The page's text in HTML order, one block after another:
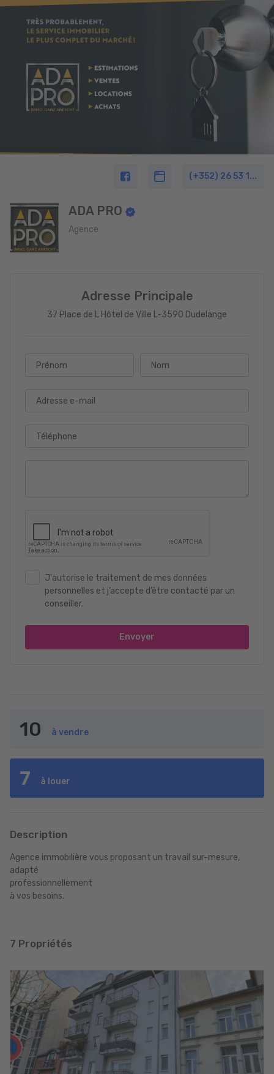
(+352) 26 53 1...
ADA PRO
Agence
Adresse Principale
37 Place de L Hôtel de Ville L-3590 Dudelange
Prénom Nom
Adresse e-mail
Téléphone
J'autorise le traitement de mes données
personnelles et j’accepte d’être contacté par un
conseiller.
Envoyer
10 à vendre
7 à louer
Description
Agence immobilière vous proposant un travail sur-mesure,
adapté
professionnellement
à vos besoins.
7 Propriétés